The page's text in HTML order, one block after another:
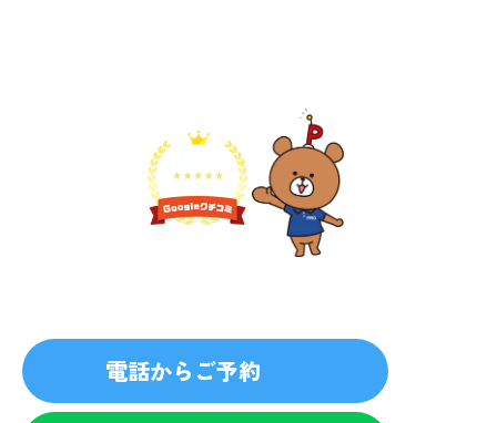
電話からご予約